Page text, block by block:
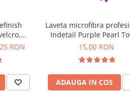
RON
Laveta microfibra
Indetail Purple Pearl
400GSM, 40x40cm,
15,00 RON
ADAUGA IN COS